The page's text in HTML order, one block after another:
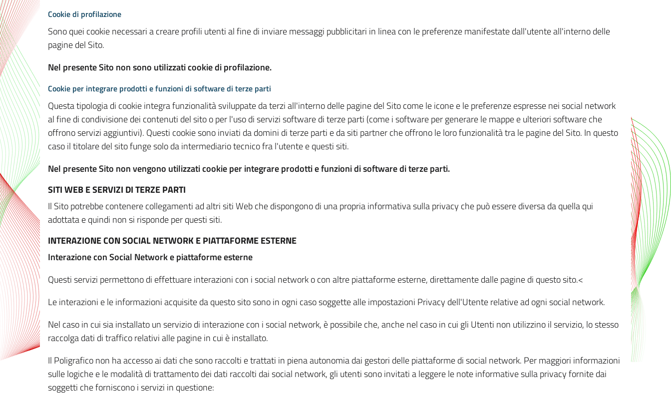
Cookie di profilazione
Sono quei cookie necessari a creare profili utenti al fine di inviare messaggi pubblicitari in linea con le preferenze manifestate dall'utente all'interno delle
pagine del Sito.
Nel presente Sito non sono utilizzati cookie di profilazione.
Cookie per integrare prodotti e funzioni di software di terze parti
Questa tipologia di cookie integra funzionalità sviluppate da terzi all'interno delle pagine del Sito come le icone e le preferenze espresse nei social network
al fine di condivisione dei contenuti del sito o per l'uso di servizi software di terze parti (come i software per generare le mappe e ulteriori software che
offrono servizi aggiuntivi). Questi cookie sono inviati da domini di terze parti e da siti partner che offrono le loro funzionalità tra le pagine del Sito. In questo
caso il titolare del sito funge solo da intermediario tecnico fra l'utente e questi siti.
Nel presente Sito non vengono utilizzati cookie per integrare prodotti e funzioni di software di terze parti.
SITI WEB E SERVIZI DI TERZE PARTI
Il Sito potrebbe contenere collegamenti ad altri siti Web che dispongono di una propria informativa sulla privacy che può essere diversa da quella qui
adottata e quindi non si risponde per questi siti.
INTERAZIONE CON SOCIAL NETWORK E PIATTAFORME ESTERNE
Interazione con Social Network e piattaforme esterne
Questi servizi permettono di effettuare interazioni con i social network o con altre piattaforme esterne, direttamente dalle pagine di questo sito.<
Le interazioni e le informazioni acquisite da questo sito sono in ogni caso soggette alle impostazioni Privacy dell'Utente relative ad ogni social network.
Nel caso in cui sia installato un servizio di interazione con i social network, è possibile che, anche nel caso in cui gli Utenti non utilizzino il servizio, lo stesso
raccolga dati di traffico relativi alle pagine in cui è installato.
Il Poligrafico non ha accesso ai dati che sono raccolti e trattati in piena autonomia dai gestori delle piattaforme di social network. Per maggiori informazioni
sulle logiche e le modalità di trattamento dei dati raccolti dai social network, gli utenti sono invitati a leggere le note informative sulla privacy fornite dai
soggetti che forniscono i servizi in questione: